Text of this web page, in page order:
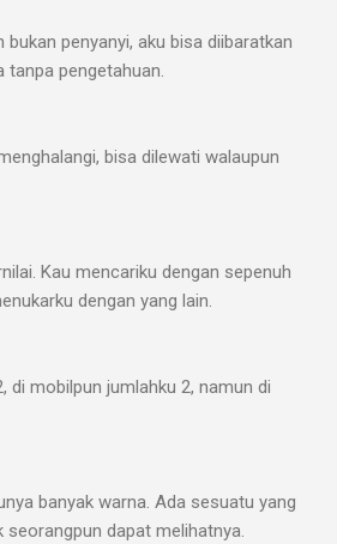
bukan penyanyi, aku bisa diibaratkan
pengetahuan.
bisa dilewati walaupun
Kau mencariku dengan sepenuh
dengan yang lain.
di mobilpun jumlahku 2, namun di
banyak warna. Ada sesuatu yang
dapat melihatnya.